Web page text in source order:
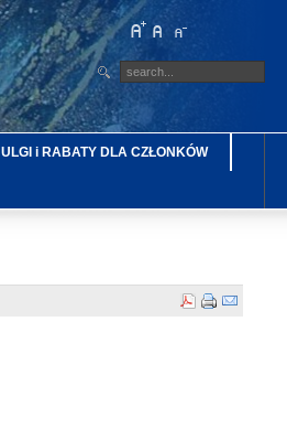
ULGI i RABATY DLA CZŁONKÓW